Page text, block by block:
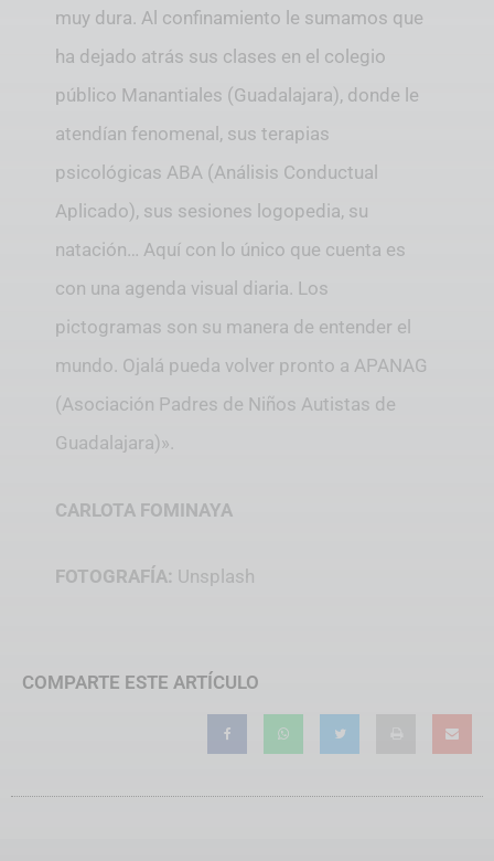
muy dura. Al confinamiento le sumamos que
ha dejado atrás sus clases en el colegio
público Manantiales (Guadalajara), donde le
atendían fenomenal, sus terapias
psicológicas ABA (Análisis Conductual
Aplicado), sus sesiones logopedia, su
natación… Aquí con lo único que cuenta es
con una agenda visual diaria. Los
pictogramas son su manera de entender el
mundo. Ojalá pueda volver pronto a APANAG
(Asociación Padres de Niños Autistas de
Guadalajara)».
CARLOTA FOMINAYA
FOTOGRAFÍA: Unsplash
COMPARTE ESTE ARTÍCULO